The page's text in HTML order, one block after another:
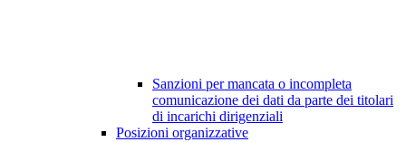
Sanzioni per mancata o incompleta
comunicazione dei dati da parte dei titolari
di incarichi dirigenziali
Posizioni organizzative